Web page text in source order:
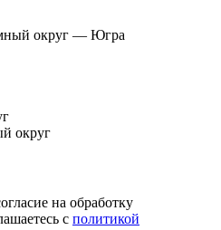
округ — Югра
округ
на обработку
с политикой